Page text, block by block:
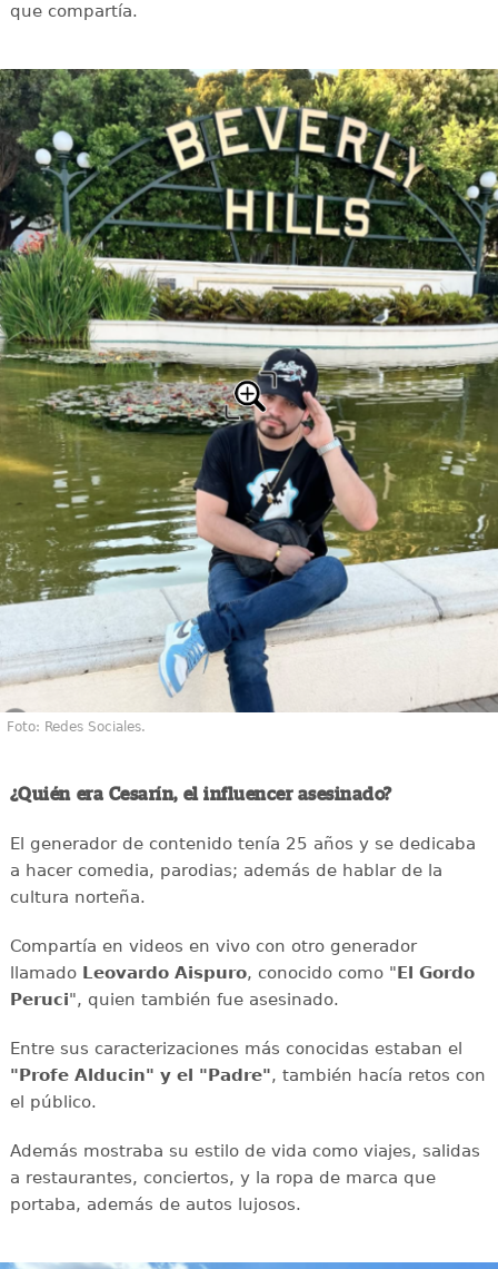
que compartía.
Foto: Redes Sociales.
¿Quién era Cesarín, el influencer asesinado?
El generador de contenido tenía 25 años y se dedicaba
a hacer comedia, parodias; además de hablar de la
cultura norteña.
Compartía en videos en vivo con otro generador
llamadoLeovardo Aispuro, conocido como "El Gordo
Peruci", quien también fue asesinado.
Entre sus caracterizaciones más conocidas estaban el
"Profe Alducin" y el "Padre", también hacía retos con
el público.
Además mostraba su estilo de vida como viajes, salidas
a restaurantes, conciertos, y la ropa de marca que
portaba, además de autos lujosos.